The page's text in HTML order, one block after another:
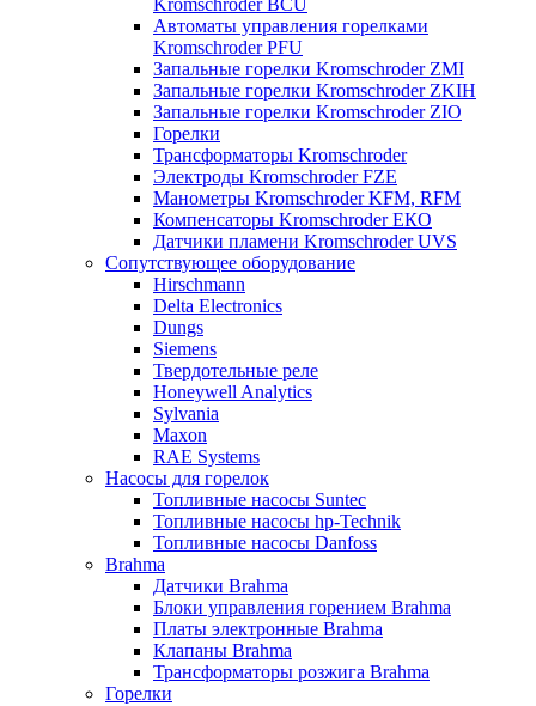
Kromschroder BCU
Автоматы управления горелками
Kromschroder PFU
Запальные горелки Kromschroder ZМI
Запальные горелки Kromschroder ZKIH
Запальные горелки Kromschroder ZIO
Горелки
Трансформаторы Kromschroder
Электроды Kromschroder FZE
Манометры Kromschroder KFM, RFM
Компенсаторы Kromschroder ЕКО
Датчики пламени Kromschroder UVS
Сопутствующее оборудование
Hirschmann
Delta Electronics
Dungs
Siemens
Твердотельные реле
Honeywell Analytics
Sylvania
Maxon
RAE Systems
Насосы для горелок
Топливные насосы Suntec
Топливные насосы hp-Technik
Топливные насосы Danfoss
Brahma
Датчики Brahma
Блоки управления горением Brahma
Платы электронные Brahma
Клапаны Brahma
Трансформаторы розжига Brahma
Горелки